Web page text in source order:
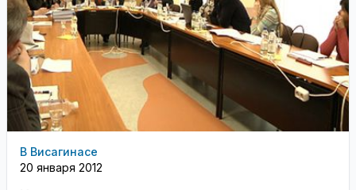
В Висагинасе
20 января 2012